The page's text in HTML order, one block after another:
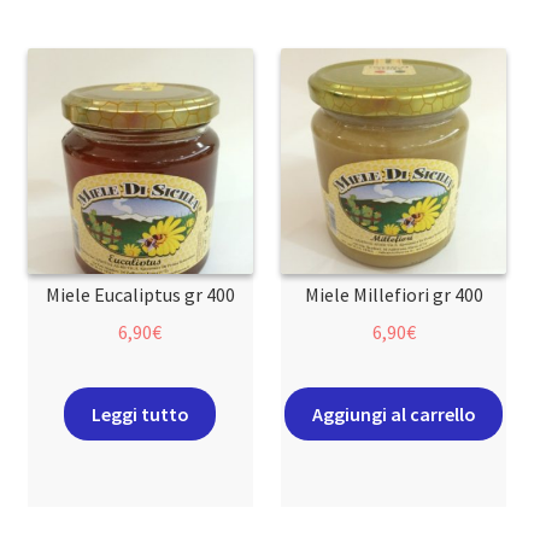
Miele Eucaliptus gr 400
6,90€
Leggi tutto
Miele Millefiori gr 400
6,90€
Aggiungi al carrello